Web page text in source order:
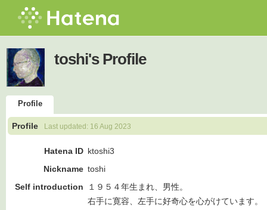
toshi's Profile
Profile
Profile Last updated: 16 Aug 2023
Hatena ID ktoshi3
Nickname toshi
Self introduction
１９５４年生まれ、男性。
右手に寛容、左手に好奇心を心がけています。